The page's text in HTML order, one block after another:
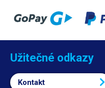
Užitečné odkazy
Kontakt